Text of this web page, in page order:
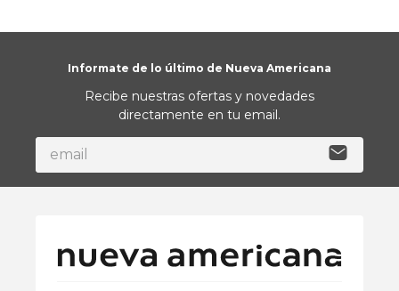
Informate de lo último de Nueva Americana
Recibe nuestras ofertas y novedades
directamente en tu email.